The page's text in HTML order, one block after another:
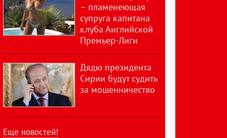
– пламенеющая
супруга капитана
клуба Английской
Премьер-Лиги
Дядю президента
Сирии будут судить
за мошенничество
Еще новостей!